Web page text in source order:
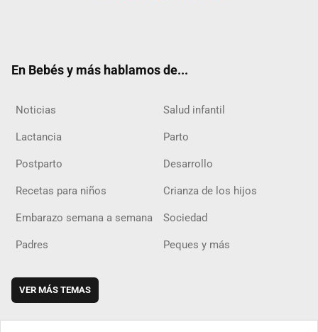
En Bebés y más hablamos de...
Noticias Salud infantil
Lactancia Parto
Postparto Desarrollo
Recetas para niños Crianza de los hijos
Embarazo semana a semana Sociedad
Padres Peques y más
VER MÁS TEMAS